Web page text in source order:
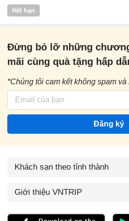
Vntrip
Hết hạn
Đừng bỏ lỡ những
mãi cùng quà tặng hấp
*Chúng tôi cam kết không spam
Đăng ký
Khách sạn theo tỉnh thành
Giới thiệu VNTRIP